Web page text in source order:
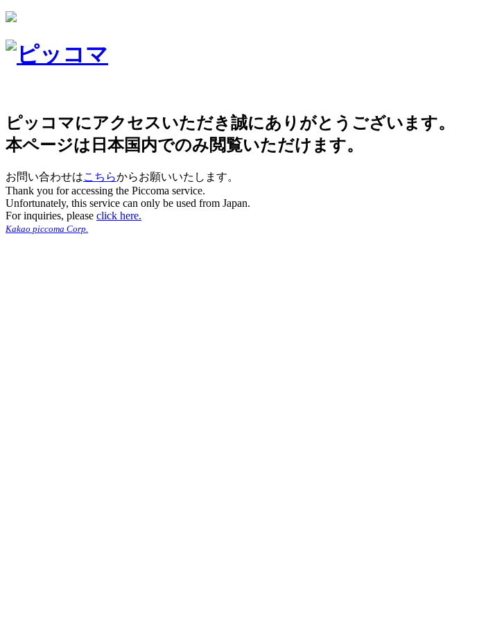
ピッコマにアクセスいただき誠にありがとうございます。
本ページは日本国内でのみ閲覧いただけます。
お問い合わせはこちらからお願いいたします。
Thank you for accessing the Piccoma service.
Unfortunately, this service can only be used from Japan.
For inquiries, please click here.
Kakao piccoma Corp.